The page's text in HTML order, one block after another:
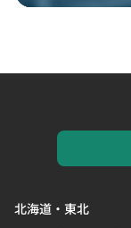
北海道・東北